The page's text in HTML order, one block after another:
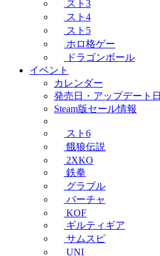
スト3
スト4
スト5
ホロ格ゲー
ドラゴンボール
イベント
カレンダー
発売日・アップデート日
Steam版セール情報
スト6
餓狼伝説
2XKO
鉄拳
グラブル
バーチャ
KOF
ギルティギア
サムスピ
UNI